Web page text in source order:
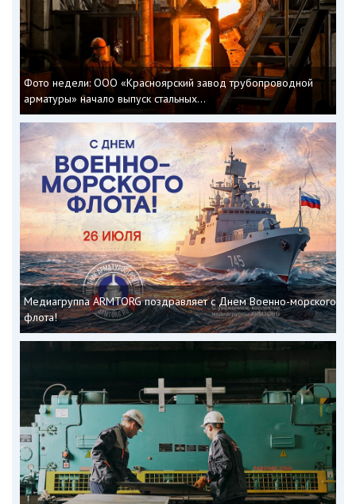
Фото недели: ООО «Красноярский завод трубопроводной
арматуры» начало выпуск стальных...
Медиагруппа ARMTORG поздравляет с Днем Военно-морского
флота!